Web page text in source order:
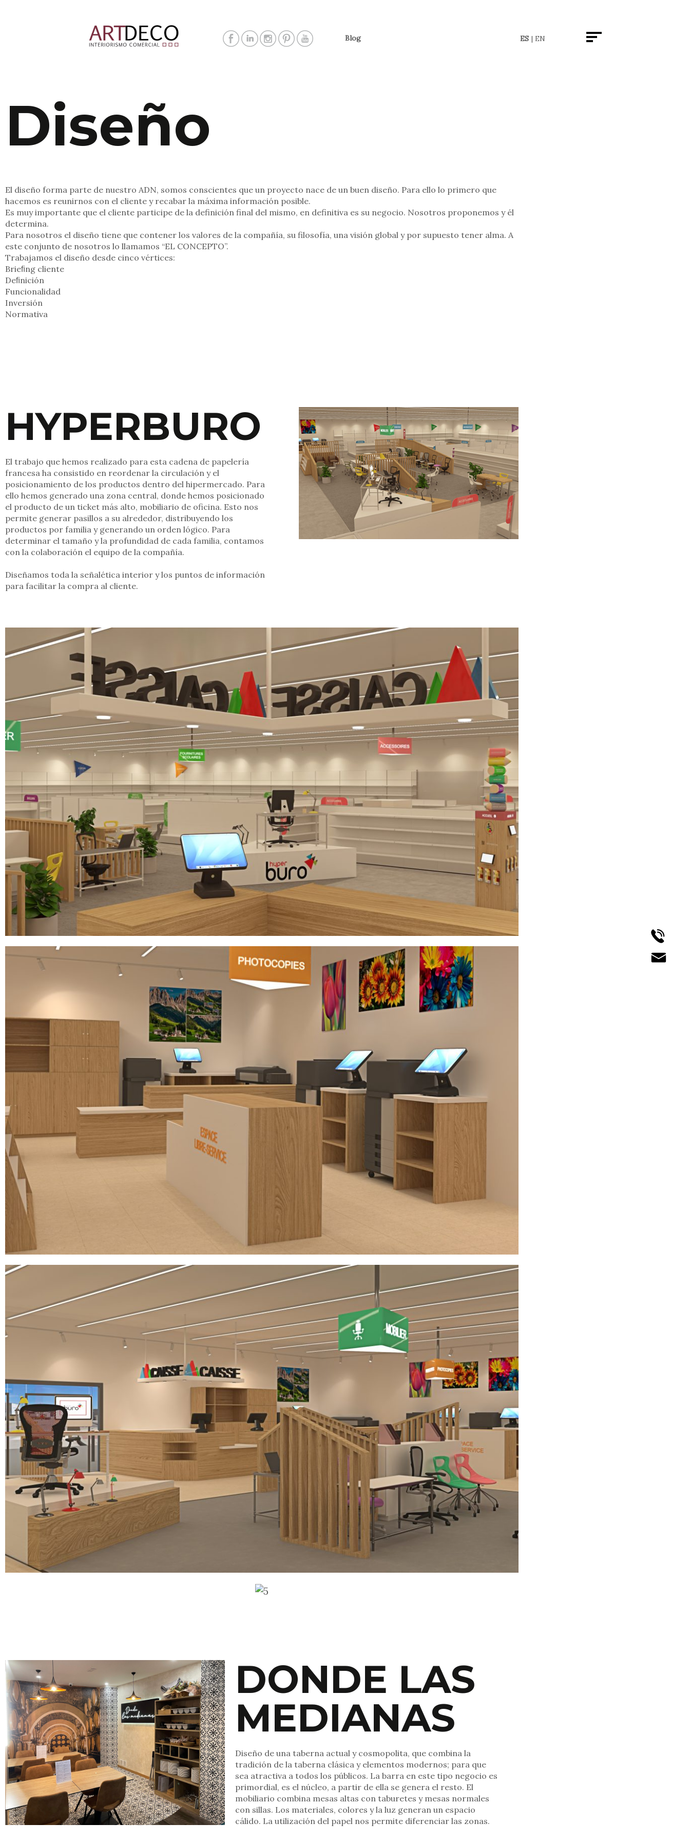
Blog ES EN
Diseño
El diseño forma parte de nuestro ADN, somos conscientes que un proyecto nace de un buen diseño. Para ello lo primero que
hacemos es reunirnos con el cliente y recabar la máxima información posible.
Es muy importante que el cliente participe de la definición final del mismo, en definitiva es su negocio. Nosotros proponemos y él
determina.
Para nosotros el diseño tiene que contener los valores de la compañía, su filosofía, una visión global y por supuesto tener alma. A
este conjunto de nosotros lo llamamos “EL CONCEPTO”.
Trabajamos el diseño desde cinco vértices:
Brieﬁng cliente
Deﬁnición
Funcionalidad
Inversión
Normativa
HYPERBURO
El trabajo que hemos realizado para esta cadena de papelería
francesa ha consistido en reordenar la circulación y el
posicionamiento de los productos dentro del hipermercado. Para
ello hemos generado una zona central, donde hemos posicionado
el producto de un ticket más alto, mobiliario de oficina. Esto nos
permite generar pasillos a su alrededor, distribuyendo los
productos por familia y generando un orden lógico. Para
determinar el tamaño y la profundidad de cada familia, contamos
con la colaboración el equipo de la compañía.
Diseñamos toda la señalética interior y los puntos de información
para facilitar la compra al cliente.
DONDE LAS
MEDIANAS
Diseño de una taberna actual y cosmopolita, que combina la
tradición de la taberna clásica y elementos modernos; para que
sea atractiva a todos los públicos. La barra en este tipo negocio es
primordial, es el núcleo, a partir de ella se genera el resto. El
mobiliario combina mesas altas con taburetes y mesas normales
con sillas. Los materiales, colores y la luz generan un espacio
cálido. La utilización del papel nos permite diferenciar las zonas.